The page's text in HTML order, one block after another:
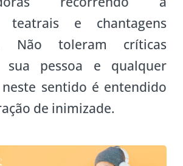
teatrais e chantagens
Não toleram críticas
sua pessoa e qualquer
sentido é entendido
de inimizade.